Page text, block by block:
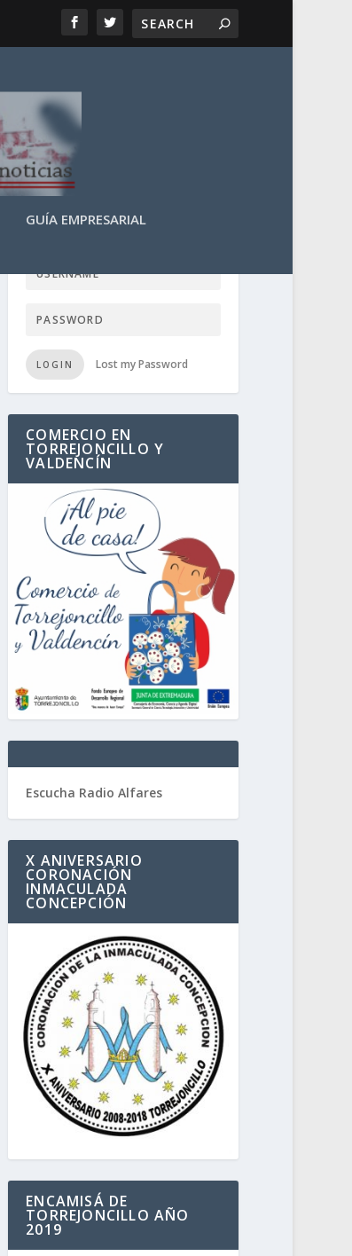
GUÍA EMPRESARIAL
LOGIN USER TTN
LOGIN Lost my Password
COMERCIO EN
TORREJONCILLO Y
VALDENCÍN
Escucha Radio Alfares
X ANIVERSARIO
CORONACIÓN
INMACULADA
CONCEPCIÓN
ENCAMISÁ DE
TORREJONCILLO AÑO
2019